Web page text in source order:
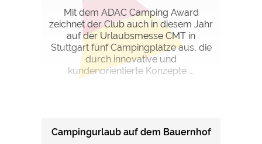
Mit dem ADAC Camping Award
zeichnet der Club auch in diesem Jahr
auf der Urlaubsmesse CMT in
Stuttgart fünf Campingplätze aus, die
durch innovative und
kundenorientierte Konzepte ...
Campingurlaub auf dem Bauernhof